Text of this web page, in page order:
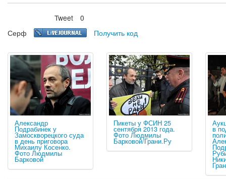
Tweet
0
Серф
Получить код
Александр
Подрабинек у
Замоскворецкого суда
в день приговора
Михаилу Косенко.
Фото Людмилы
Барковой
Пикеты у ФСИН 25
сентября 2013 года.
Фото Людмилы
Барковой/Грани.Ру
в